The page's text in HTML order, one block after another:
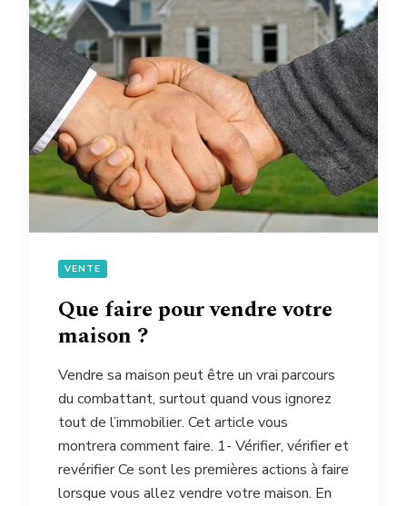
VENTE
Que faire pour vendre votre
maison ?
Vendre sa maison peut être un vrai parcours
du combattant, surtout quand vous ignorez
tout de l’immobilier. Cet article vous
montrera comment faire. 1- Vérifier, vérifier et
revérifier Ce sont les premières actions à faire
lorsque vous allez vendre votre maison. En